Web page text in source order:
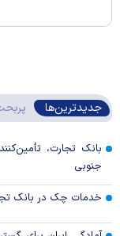
جدیدترین‌ها
جنوبی
خدمات چک در بانک